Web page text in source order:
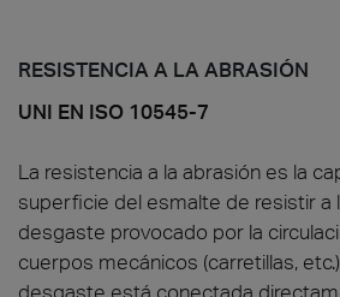
RESISTENCIA A LA ABRASIÓN
UNI EN ISO 10545-7
La resistencia a la abrasión es la
superficie del esmalte de resistir a
desgaste provocado por la
cuerpos mecánicos (carretillas,
desgaste está conectada